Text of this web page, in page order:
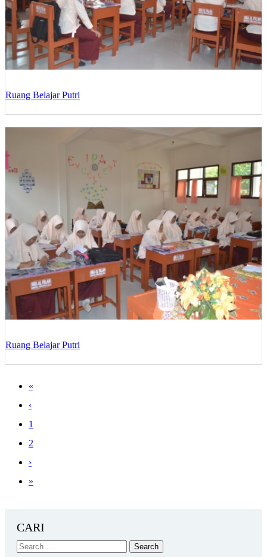
Ruang Belajar Putri
Ruang Belajar Putri
«
‹
1
2
›
»
CARI